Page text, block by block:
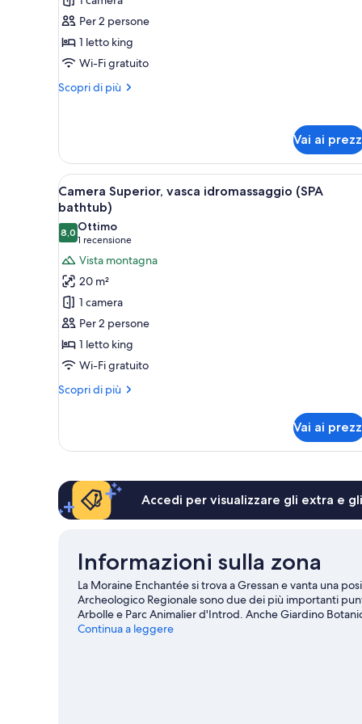
superior,
vasca
idromassaggio
bath
Per 2 persone
1 letto king
Wi-Fi gratuito
Scopri di più
Altri
vasca
idromassaggio
(SPA
bath
Vai ai
Apri
tutte
le
foto
per
Camera
Superior,
vasca
idromassaggio
(SPA
bathtub)
7
Camera Superior, vasca idromassaggio (SPA
bathtub)
8,08,0 su 10
Ottimo
1 recensione
(1
recensione)
Vista montagna
20 m²
1 camera
Per 2 persone
1 letto king
Wi-Fi gratuito
Scopri di più
Altri
Superior,
(SPA
bathtub)
Vai ai
Accedi per visualizzare gli extra e
Informazioni sulla zona
La Moraine Enchantée si trova a Gressan e vanta una
Archeologico Regionale sono due dei più importanti
Arbolle e Parc Animalier d'Introd. Anche Giardino
Autonoma Valle d'Aosta meritano una visita. Non
Continua a leggere